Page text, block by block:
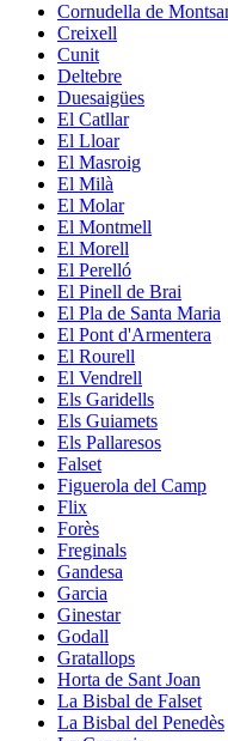
Cornudella de
Creixell
Cunit
Deltebre
Duesaigües
El Catllar
El Lloar
El Masroig
El Milà
El Molar
El Montmell
El Morell
El Perelló
El Pinell de Brai
El Pla de Santa Maria
El Pont d'Armentera
El Rourell
El Vendrell
Els Garidells
Els Guiamets
Els Pallaresos
Falset
Figuerola del Camp
Flix
Forès
Freginals
Gandesa
Garcia
Ginestar
Godall
Gratallops
Horta de Sant Joan
La Bisbal de Falset
La Bisbal del Penedès